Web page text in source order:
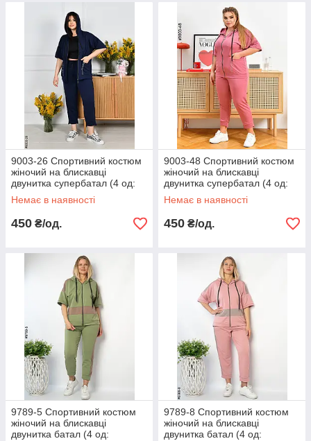
9003-26 Спортивний костюм
жіночий на блискавці
двунитка супербатал (4 од:
54,56,58,60)
Немає в наявності
450 ₴/од.
9003-48 Спортивний костюм
жіночий на блискавці
двунитка супербатал (4 од:
54,56,58,60)
Немає в наявності
450 ₴/од.
9789-5 Спортивний костюм
жіночий на блискавці
двунитка батал (4 од:
9789-8 Спортивний костюм
жіночий на блискавці
двунитка батал (4 од: